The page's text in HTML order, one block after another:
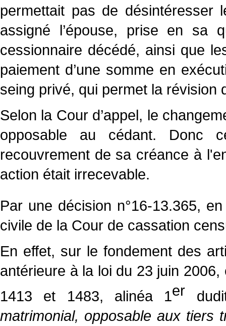
permettait pas de désintéresser
assigné l’épouse, prise en sa
cessionnaire décédé, ainsi que
paiement d’une somme en
seing privé, qui permet la révision
Selon la Cour d’appel, le
opposable au cédant. Donc
recouvrement de sa créance à
action était irrecevable.
Par une décision n°16-13.365,
civile de la Cour de cassation
En effet, sur le fondement des
antérieure à la loi du 23 juin
1413 et 1483, alinéa 1er
matrimonial, opposable aux tiers